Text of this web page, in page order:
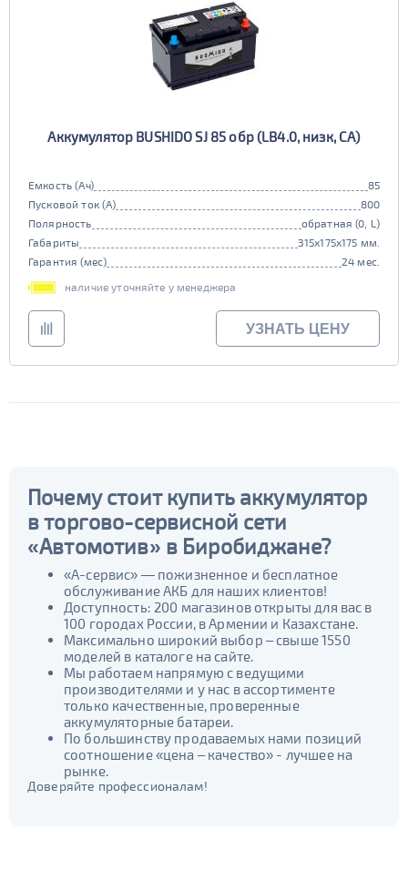
Аккумулятор BUSHIDO SJ 85 обр (LB4.0, низк, CA)
Емкость (Ач)
85
Пусковой ток (А)
800
Полярность
обратная (0, L)
Габариты
315x175x175 мм.
Гарантия (мес)
24 мес.
наличие уточняйте у менеджера
УЗНАТЬ ЦЕНУ
Почему стоит купить аккумулятор
в торгово-сервисной сети
«Автомотив» в Биробиджане?
«А-сервис» — пожизненное и бесплатное
обслуживание АКБ для наших клиентов!
Доступность: 200 магазинов открыты для вас в
100 городах России, в Армении и Казахстане.
Максимально широкий выбор – свыше 1550
моделей в каталоге на сайте.
Мы работаем напрямую с ведущими
производителями и у нас в ассортименте
только качественные, проверенные
аккумуляторные батареи.
По большинству продаваемых нами позиций
соотношение «цена – качество» - лучшее на
рынке.
Доверяйте профессионалам!